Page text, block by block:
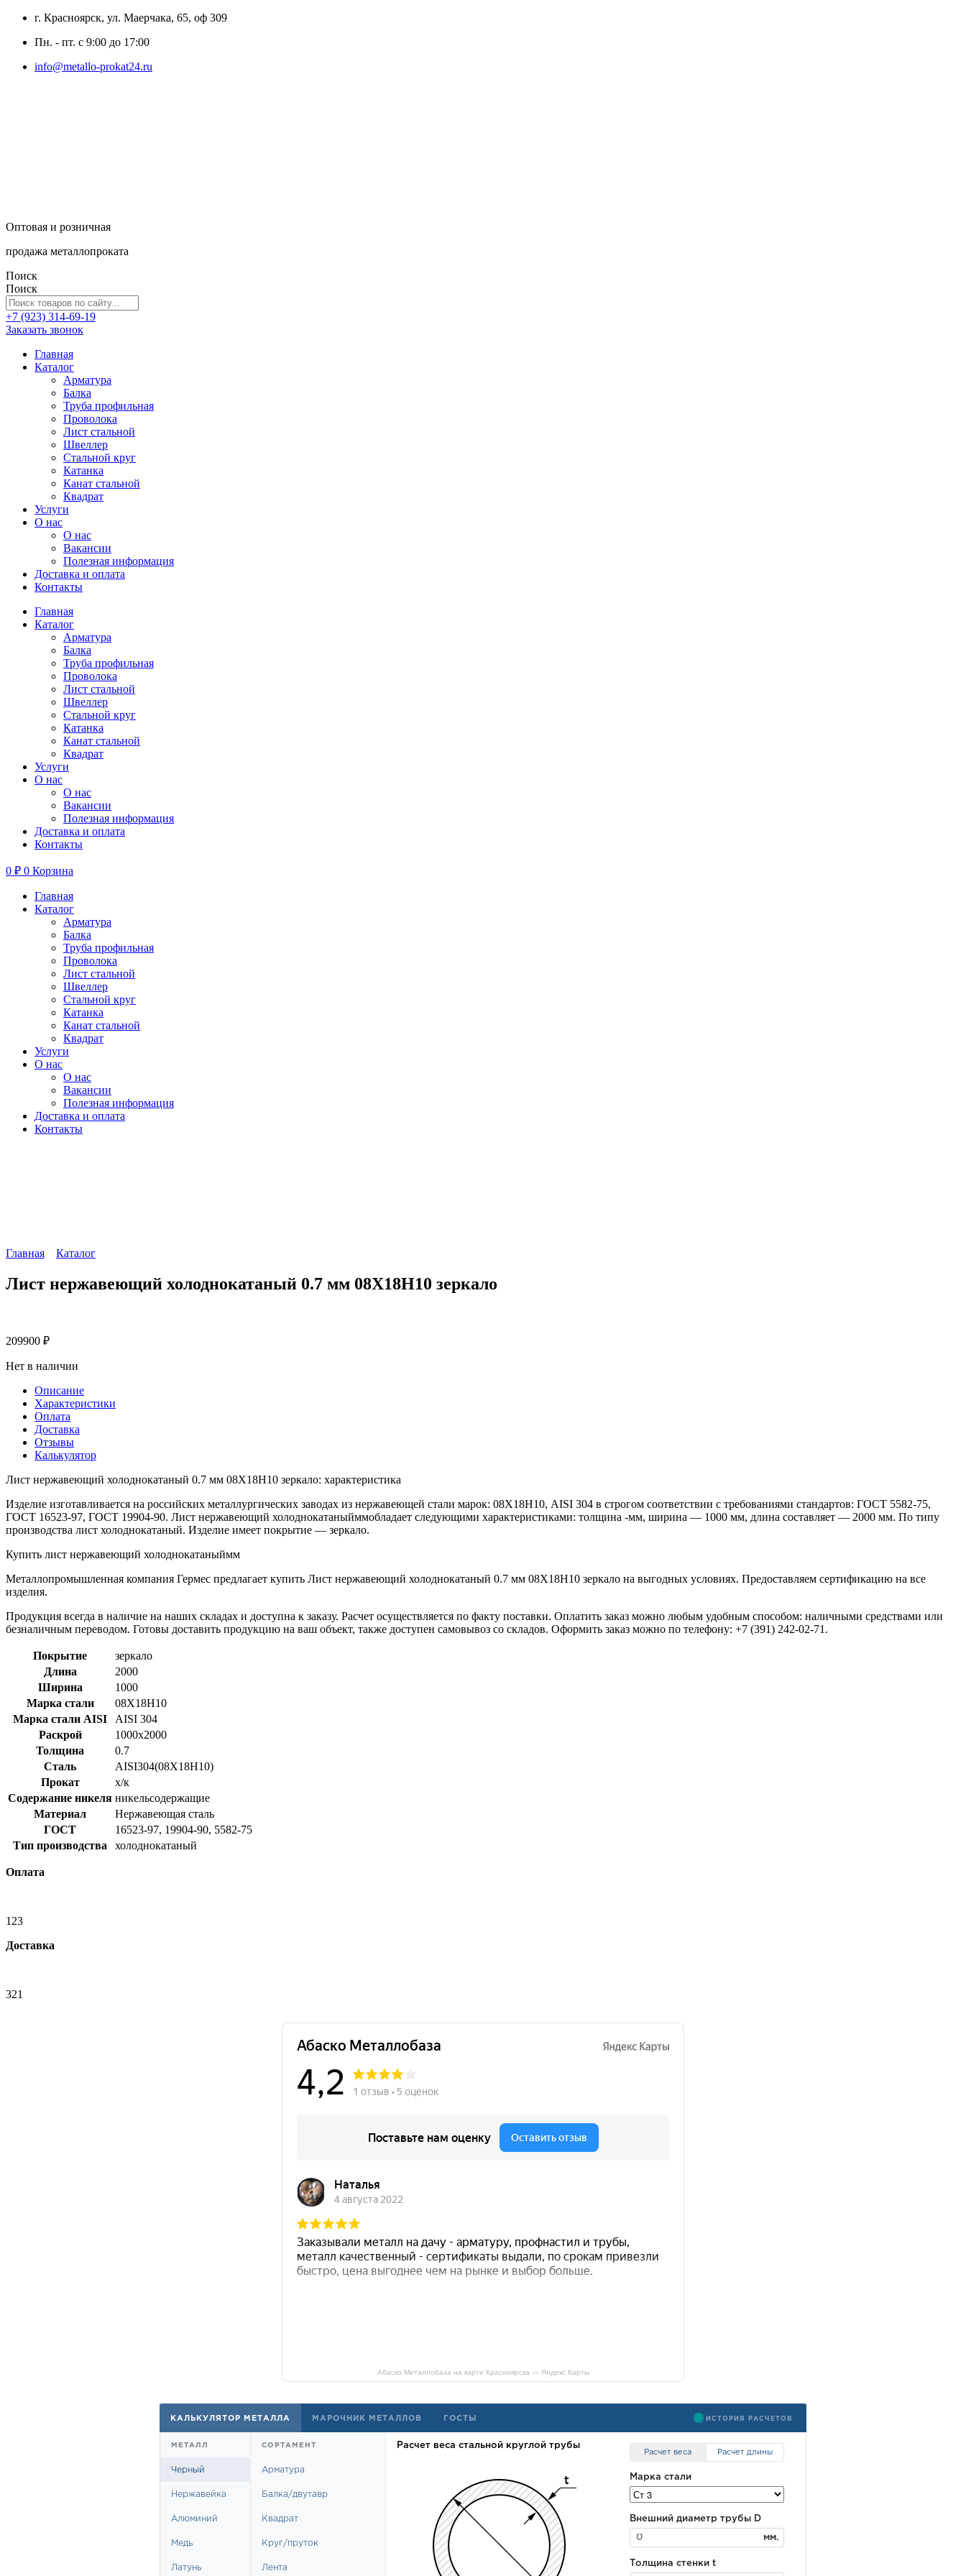
г. Красноярск, ул. Маерчака, 65, оф 309
Пн. - пт. с 9:00 до 17:00
info@metallo-prokat24.ru
Оптовая и розничная
продажа металлопроката
Поиск
Поиск
+7 (923) 314-69-19
Заказать звонок
Главная
Каталог
Арматура
Балка
Труба профильная
Проволока
Лист стальной
Швеллер
Стальной круг
Катанка
Канат стальной
Квадрат
Услуги
О нас
О нас
Вакансии
Полезная информация
Доставка и оплата
Контакты
Главная
Каталог
Арматура
Балка
Труба профильная
Проволока
Лист стальной
Швеллер
Стальной круг
Катанка
Канат стальной
Квадрат
Услуги
О нас
О нас
Вакансии
Полезная информация
Доставка и оплата
Контакты
0 ₽ 0 Корзина
Главная
Каталог
Арматура
Балка
Труба профильная
Проволока
Лист стальной
Швеллер
Стальной круг
Катанка
Канат стальной
Квадрат
Услуги
О нас
О нас
Вакансии
Полезная информация
Доставка и оплата
Контакты
Главная Каталог
Лист нержавеющий холоднокатаный 0.7 мм 08Х18Н10 зеркало
209900 ₽
Нет в наличии
Описание
Характеристики
Оплата
Доставка
Отзывы
Калькулятор
Лист нержавеющий холоднокатаный 0.7 мм 08Х18Н10 зеркало: характеристика
Изделие изготавливается на российских металлургических заводах из нержавеющей стали марок: 08Х18Н10, AISI 304 в строгом соответствии с требованиями стандартов: ГОСТ 5582-75,
ГОСТ 16523-97, ГОСТ 19904-90. Лист нержавеющий холоднокатаныйммобладает следующими характеристиками: толщина -мм, ширина — 1000 мм, длина составляет — 2000 мм. По типу
производства лист холоднокатаный. Изделие имеет покрытие — зеркало.
Купить лист нержавеющий холоднокатаныймм
Металлопромышленная компания Гермес предлагает купить Лист нержавеющий холоднокатаный 0.7 мм 08Х18Н10 зеркало на выгодных условиях. Предоставляем сертификацию на все
изделия.
Продукция всегда в наличие на наших складах и доступна к заказу. Расчет осуществляется по факту поставки. Оплатить заказ можно любым удобным способом: наличными средствами или
безналичным переводом. Готовы доставить продукцию на ваш объект, также доступен самовывоз со складов. Оформить заказ можно по телефону: +7 (391) 242-02-71.
Покрытие
зеркало
Длина
2000
Ширина
1000
Марка стали
08Х18Н10
Марка стали AISI
AISI 304
Раскрой
1000x2000
Толщина
0.7
Сталь
AISI304(08Х18Н10)
Прокат
х/к
Содержание никеля никельсодержащие
Материал
Нержавеющая сталь
ГОСТ
16523-97, 19904-90, 5582-75
Тип производства
холоднокатаный
Оплата
123
Доставка
321
Абаско Металлобаза на карте Красноярска — Яндекс Карты